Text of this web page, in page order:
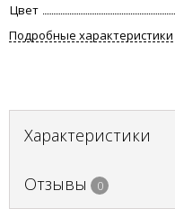
Цвет
Подробные характеристики
Характеристики
Отзывы 0